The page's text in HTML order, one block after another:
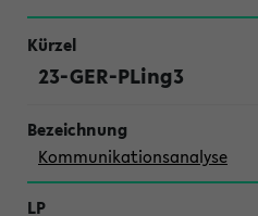
23-GER-PLing3
Kommunikationsanalyse